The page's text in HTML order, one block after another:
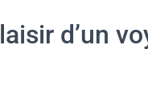
d’un